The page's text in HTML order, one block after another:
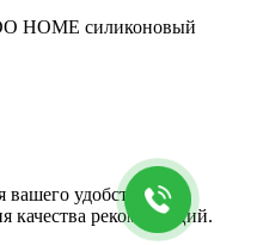
HOME силиконовый
удобства
качества рекомендаций.